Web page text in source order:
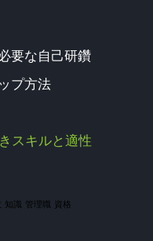
要な自己研鑽
プ方法
スキルと適性
知識 管理職 資格